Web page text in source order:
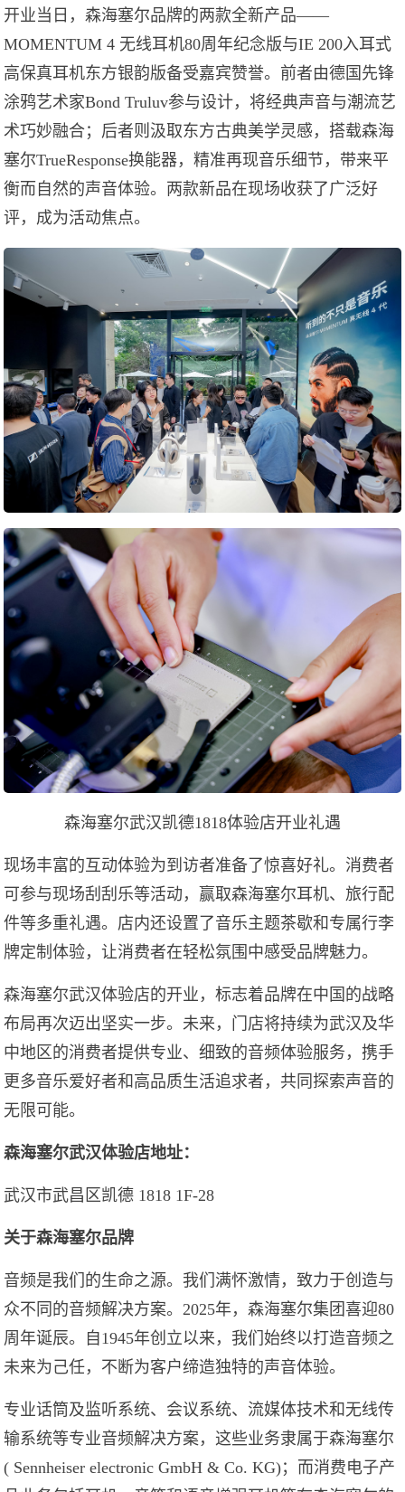
开业当日，森海塞尔品牌的两款全新产品——
MOMENTUM 4 无线耳机80周年纪念版与IE 200入耳式
高保真耳机东方银韵版备受嘉宾赞誉。前者由德国先锋
涂鸦艺术家Bond Truluv参与设计，将经典声音与潮流艺
术巧妙融合；后者则汲取东方古典美学灵感，搭载森海
塞尔TrueResponse换能器，精准再现音乐细节，带来平
衡而自然的声音体验。两款新品在现场收获了广泛好
评，成为活动焦点。
森海塞尔武汉凯德1818体验店开业礼遇
现场丰富的互动体验为到访者准备了惊喜好礼。消费者
可参与现场刮刮乐等活动，赢取森海塞尔耳机、旅行配
件等多重礼遇。店内还设置了音乐主题茶歇和专属行李
牌定制体验，让消费者在轻松氛围中感受品牌魅力。
森海塞尔武汉体验店的开业，标志着品牌在中国的战略
布局再次迈出坚实一步。未来，门店将持续为武汉及华
中地区的消费者提供专业、细致的音频体验服务，携手
更多音乐爱好者和高品质生活追求者，共同探索声音的
无限可能。
森海塞尔武汉体验店地址：
武汉市武昌区凯德 1818 1F-28
关于森海塞尔品牌
音频是我们的生命之源。我们满怀激情，致力于创造与
众不同的音频解决方案。2025年，森海塞尔集团喜迎80
周年诞辰。自1945年创立以来，我们始终以打造音频之
未来为己任，不断为客户缔造独特的声音体验。
专业话筒及监听系统、会议系统、流媒体技术和无线传
输系统等专业音频解决方案，这些业务隶属于森海塞尔
( Sennheiser electronic GmbH & Co. KG)；而消费电子产